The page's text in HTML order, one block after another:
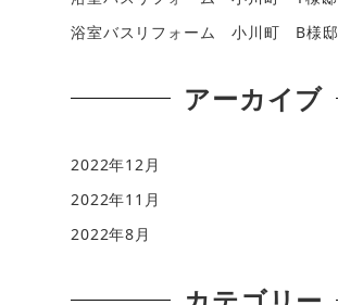
浴室バスリフォーム 小川町 B様邸
アーカイブ
2022年12月
2022年11月
2022年8月